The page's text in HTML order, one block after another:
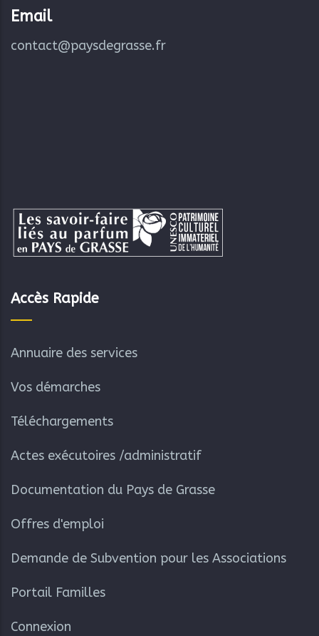
Email
contact@paysdegrasse.fr
Accès Rapide
Annuaire des services
Vos démarches
Téléchargements
Actes exécutoires /administratif
Documentation du Pays de Grasse
Offres d'emploi
Demande de Subvention pour les Associations
Portail Familles
Connexion